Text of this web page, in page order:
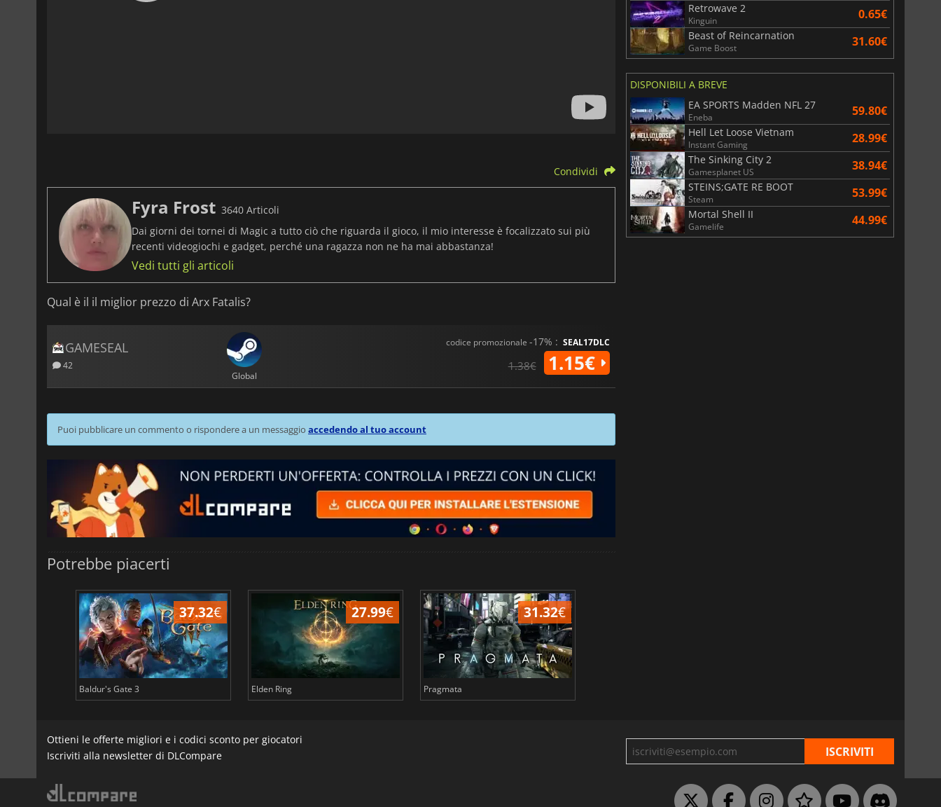
Condividi
Fyra Frost 3640 Articoli
Dai giorni dei tornei di Magic a tutto ciò che riguarda il gioco, il mio interesse è focalizzato sui più
recenti videogiochi e gadget, perché una ragazza non ne ha mai abbastanza!
Vedi tutti gli articoli
Qual è il il miglior prezzo di Arx Fatalis?
GAMESEAL
42
Global
codice promozionale -17% : SEAL17DLC
1.38€ 1.15€
Puoi pubblicare un commento o rispondere a un messaggio accedendo al tuo account
Potrebbe piacerti
37.32€
Baldur's Gate 3
27.99€
Elden Ring
31.32€
Pragmata
Retrowave 2
Kinguin 0.65€
Beast of Reincarnation
Game Boost 31.60€
DISPONIBILI A BREVE
EA SPORTS Madden NFL 27
Eneba 59.80€
Hell Let Loose Vietnam
Instant Gaming 28.99€
The Sinking City 2
Gamesplanet US 38.94€
STEINS;GATE RE BOOT
Steam 53.99€
Mortal Shell II
Gamelife 44.99€
Ottieni le offerte migliori e i codici sconto per giocatori
Iscriviti alla newsletter di DLCompare